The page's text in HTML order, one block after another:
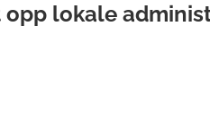
opp lokale